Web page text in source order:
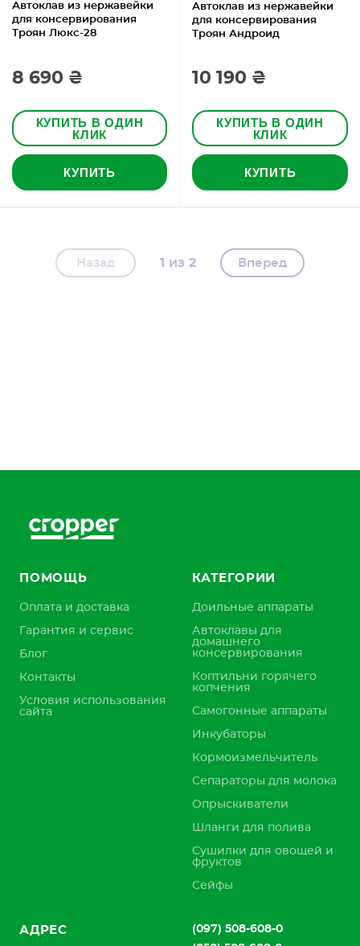
Автоклав из нержавейки
для консервирования
Троян Люкс-28
8 690 ₴
КУПИТЬ В ОДИН
КЛИК
КУПИТЬ
Автоклав из нержавейки
для консервирования
Троян Андроид
10 190 ₴
КУПИТЬ В ОДИН
КЛИК
КУПИТЬ
Назад 1 2 Вперед
ПОМОЩЬ
Оплата и доставка
Гарантия и сервис
Блог
Контакты
Условия использования
сайта
КАТЕГОРИИ
Доильные аппараты
Автоклавы для
домашнего
консервирования
Коптильни горячего
копчения
Самогонные аппараты
Инкубаторы
Кормоизмельчитель
Сепараторы для молока
Опрыскиватели
Шланги для полива
Сушилки для овощей и
фруктов
Сейфы
АДРЕС
(097) 508-608-0